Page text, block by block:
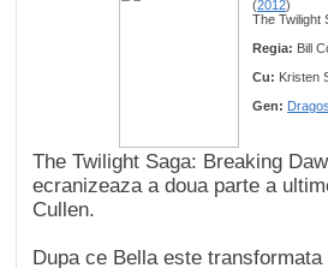
(2012)
The Twilight
Regia: Bill
Cu: Kristen
Gen:
The Twilight Saga: Breaking
ecranizeaza a doua parte a
Cullen.
Dupa ce Bella este